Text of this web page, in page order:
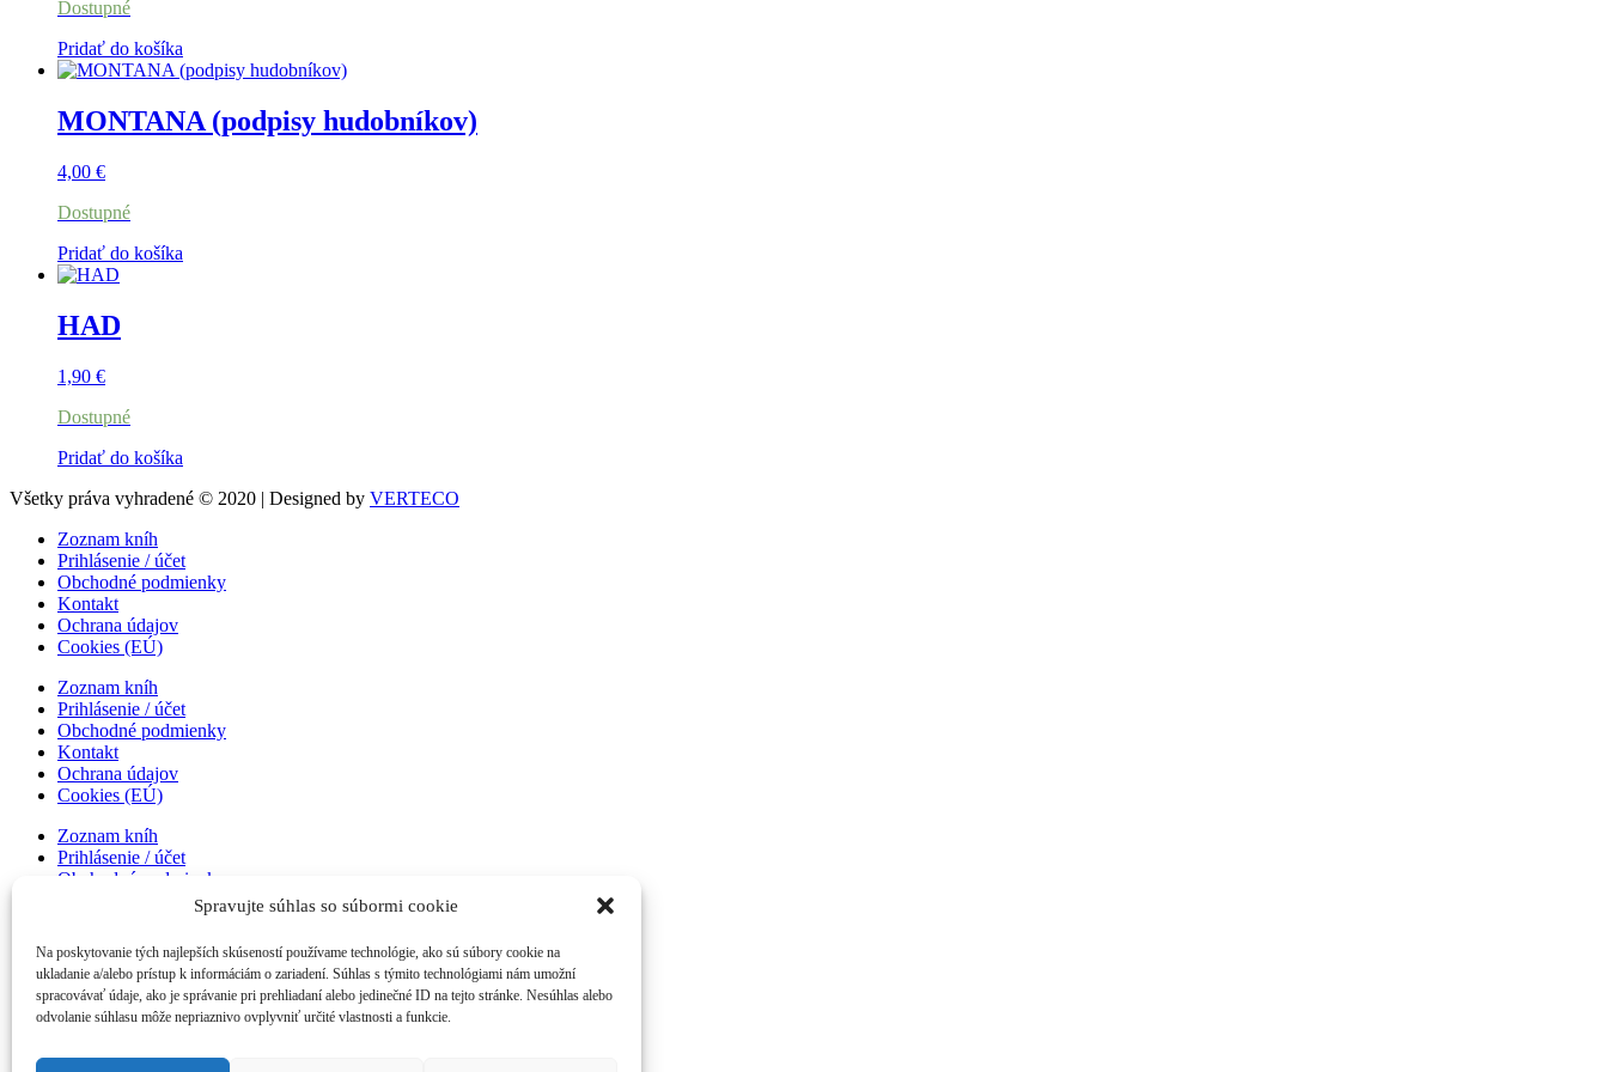
Spravujte súhlas so súbormi cookie
Na poskytovanie tých najlepších skúseností používame technológie, ako sú súbory cookie na
ukladanie a/alebo prístup k informáciám o zariadení. Súhlas s týmito technológiami nám umožní
spracovávať údaje, ako je správanie pri prehliadaní alebo jedinečné ID na tejto stránke. Nesúhlas alebo
odvolanie súhlasu môže nepriaznivo ovplyvniť určité vlastnosti a funkcie.
Dostupné
Pridať do košíka
MONTANA (podpisy hudobníkov)
4,00 €
Dostupné
Pridať do košíka
HAD
1,90 €
Dostupné
Pridať do košíka
Všetky práva vyhradené © 2020 | Designed by VERTECO
Zoznam kníh
Prihlásenie / účet
Obchodné podmienky
Kontakt
Ochrana údajov
Cookies (EÚ)
Zoznam kníh
Prihlásenie / účet
Obchodné podmienky
Kontakt
Ochrana údajov
Cookies (EÚ)
Zoznam kníh
Prihlásenie / účet
Obchodné podmienky
Cookies (EÚ)
Zoznam kníh
Prihlásenie / účet
Obchodné podmienky